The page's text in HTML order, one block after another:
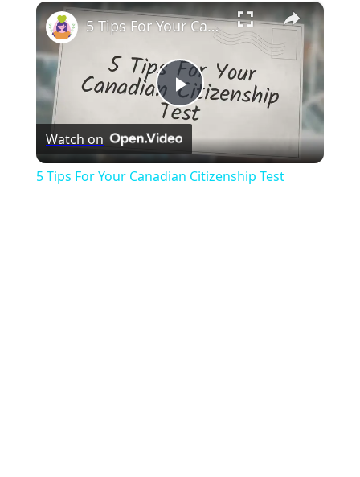
Unmute ×
Play
Video
5 Tips For Your Canadian Citizenship Test
Watch on
5 Tips For Your Canadian Citizenship Test